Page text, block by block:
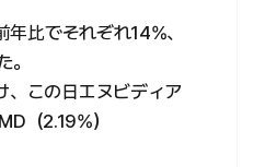
比でそれぞれ14%、
、この日エヌビディア
（2.19%）